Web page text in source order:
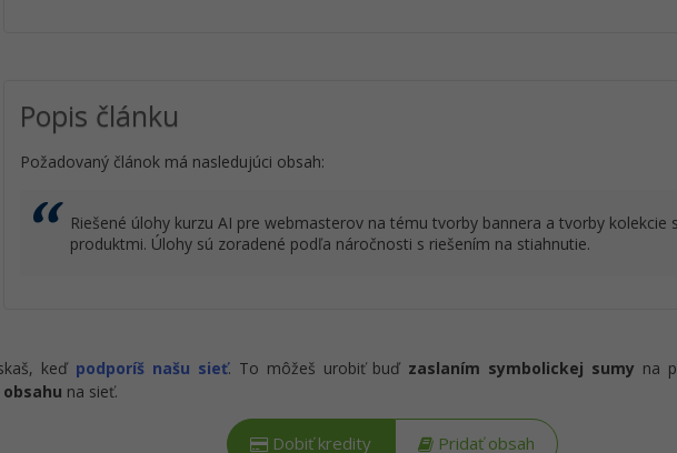
Popis článku
Požadovaný článok má nasledujúci obsah:
Riešené úlohy kurzu AI pre webmasterov na tému tvorby bannera a tvorby kolekcie s
produktmi. Úlohy sú zoradené podľa náročnosti s riešením na stiahnutie.
keď podporíš našu sieť. To môžeš urobiť buď zaslaním symbolickej sumy na
na sieť.
Dobiť kredity Pridať obsah